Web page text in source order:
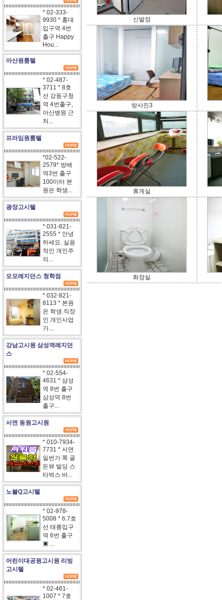
* 02-333-
9930 * 홍대
입구역 4번
출구 Happy
Hou...
아산원룸텔
* 02-487-
3711 * 8호
선 강동구청
역 4번출구,
아산병원 근
처...
프라임원룸텔
*02-522-
2579* 방배
역3번 출구
100미터 본
원은 학생...
광장고시텔
* 031-821-
2555 * 안녕
하세요. 실용
적인 개인주
의...
모모레지던스 청학점
* 032-821-
8113 * 본원
은 학생.직장
인.개인사업
가....
강남고시원 삼성역레지던
스
* 02-554-
4631 * 삼성
역 8번 출구
삼성역 8번
출구...
서면 동원고시원
* 010-7934-
7731 * 서면
일번가 쪽 골
든뷰 빌딩 스
타벅스 바...
노블Q고시텔
* 02-978-
5008 * 6.7호
선 태릉입구
역 6번 출구
▣ ...
어린이대공원고시원 리빙
고시텔
* 02-461-
1007 * 7호
신발장
방사진3
휴게실
화장실